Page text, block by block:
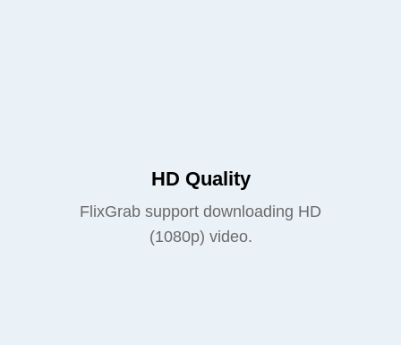
HD Quality
FlixGrab support downloading HD
(1080p) video.